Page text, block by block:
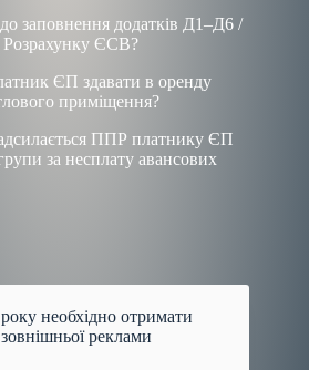
необхідно отримати
реклами
заповнення додатків Д1–Д6 /
ЄСВ?
ЄП здавати в оренду
приміщення?
ППР платнику ЄП
за несплату авансових